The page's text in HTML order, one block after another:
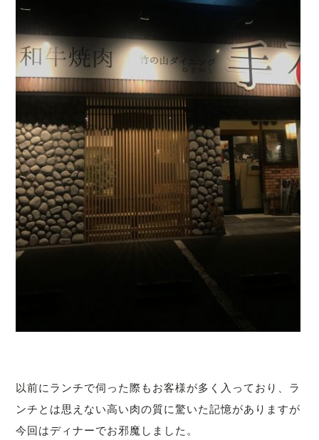
以前にランチで伺った際もお客様が多く入っており、ラ
ンチとは思えない高い肉の質に驚いた記憶がありますが
今回はディナーでお邪魔しました。